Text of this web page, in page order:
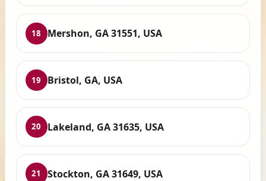
18 Mershon, GA 31551, USA
19 Bristol, GA, USA
20 Lakeland, GA 31635, USA
21 Stockton, GA 31649, USA